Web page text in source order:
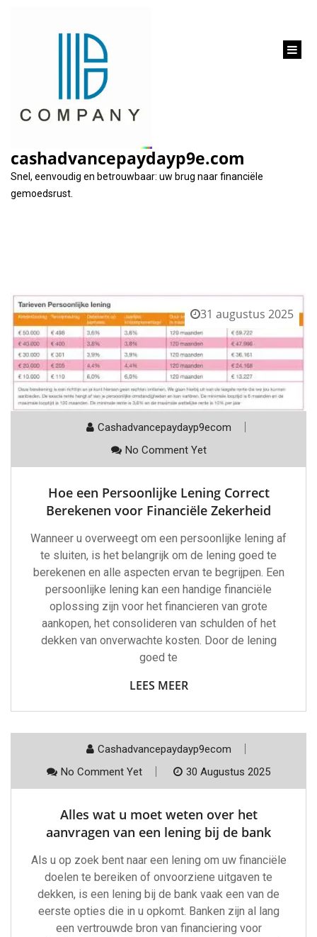
cashadvancepaydayp9e.com
Snel, eenvoudig en betrouwbaar: uw brug naar financiële
gemoedsrust.
Maand:
31 augustus 2025
Cashadvancepaydayp9ecom
No Comment Yet
Hoe een Persoonlijke Lening Correct
Berekenen voor Financiële Zekerheid
Wanneer u overweegt om een persoonlijke lening af
te sluiten, is het belangrijk om de lening goed te
berekenen en alle aspecten ervan te begrijpen. Een
persoonlijke lening kan een handige financiële
oplossing zijn voor het financieren van grote
aankopen, het consolideren van schulden of het
dekken van onverwachte kosten. Door de lening
goed te
LEES MEER
Cashadvancepaydayp9ecom
No Comment Yet
30 Augustus 2025
Alles wat u moet weten over het
aanvragen van een lening bij de bank
Als u op zoek bent naar een lening om uw financiële
doelen te bereiken of onvoorziene uitgaven te
dekken, is een lening bij de bank vaak een van de
eerste opties die in u opkomt. Banken zijn al lang
een vertrouwde bron van financiering voor